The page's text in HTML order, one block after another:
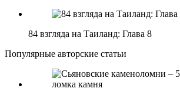
84 взгляда на Таиланд: Глава 8
Популярные авторские статьи